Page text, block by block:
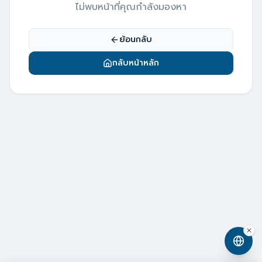
ไม่พบหน้าที่คุณกำลังมองหา
ย้อนกลับ
กลับหน้าหลัก